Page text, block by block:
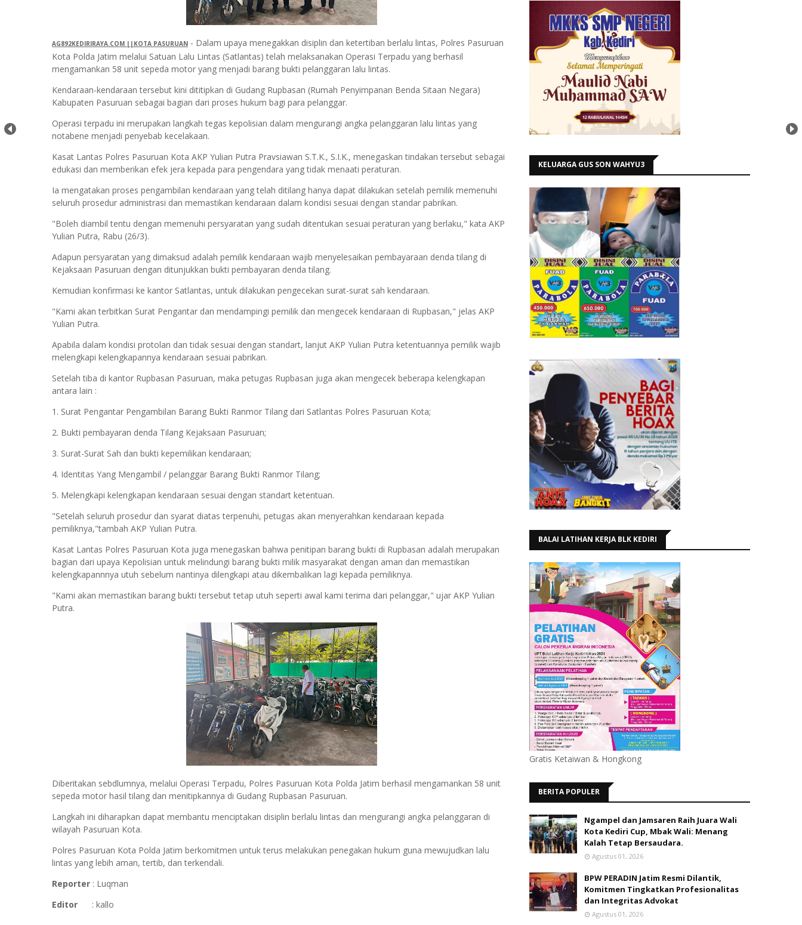
AG892KEDIRIRAYA.COM ||KOTA PASURUAN - Dalam upaya menegakkan disiplin dan ketertiban berlalu lintas, Polres Pasuruan
Kota Polda Jatim melalui Satuan Lalu Lintas (Satlantas) telah melaksanakan Operasi Terpadu yang berhasil
mengamankan 58 unit sepeda motor yang menjadi barang bukti pelanggaran lalu lintas.
Kendaraan-kendaraan tersebut kini dititipkan di Gudang Rupbasan (Rumah Penyimpanan Benda Sitaan Negara)
Kabupaten Pasuruan sebagai bagian dari proses hukum bagi para pelanggar.
Operasi terpadu ini merupakan langkah tegas kepolisian dalam mengurangi angka pelanggaran lalu lintas yang
notabene menjadi penyebab kecelakaan.
Kasat Lantas Polres Pasuruan Kota AKP Yulian Putra Pravsiawan S.T.K., S.I.K., menegaskan tindakan tersebut sebagai
edukasi dan memberikan efek jera kepada para pengendara yang tidak menaati peraturan.
Ia mengatakan proses pengambilan kendaraan yang telah ditilang hanya dapat dilakukan setelah pemilik memenuhi
seluruh prosedur administrasi dan memastikan kendaraan dalam kondisi sesuai dengan standar pabrikan.
"Boleh diambil tentu dengan memenuhi persyaratan yang sudah ditentukan sesuai peraturan yang berlaku," kata AKP
Yulian Putra, Rabu (26/3).
Adapun persyaratan yang dimaksud adalah pemilik kendaraan wajib menyelesaikan pembayaraan denda tilang di
Kejaksaan Pasuruan dengan ditunjukkan bukti pembayaran denda tilang.
Kemudian konfirmasi ke kantor Satlantas, untuk dilakukan pengecekan surat-surat sah kendaraan.
"Kami akan terbitkan Surat Pengantar dan mendampingi pemilik dan mengecek kendaraan di Rupbasan," jelas AKP
Yulian Putra.
Apabila dalam kondisi protolan dan tidak sesuai dengan standart, lanjut AKP Yulian Putra ketentuannya pemilik wajib
melengkapi kelengkapannya kendaraan sesuai pabrikan.
Setelah tiba di kantor Rupbasan Pasuruan, maka petugas Rupbasan juga akan mengecek beberapa kelengkapan
antara lain :
1. Surat Pengantar Pengambilan Barang Bukti Ranmor Tilang dari Satlantas Polres Pasuruan Kota;
2. ⁠Bukti pembayaran denda Tilang Kejaksaan Pasuruan;
3. ⁠Surat-Surat Sah dan bukti kepemilikan kendaraan;
4. ⁠Identitas Yang Mengambil / pelanggar Barang Bukti Ranmor Tilang;
5. ⁠Melengkapi kelengkapan kendaraan sesuai dengan standart ketentuan.
"Setelah seluruh prosedur dan syarat diatas terpenuhi, petugas akan menyerahkan kendaraan kepada
pemiliknya,"tambah AKP Yulian Putra.
Kasat Lantas Polres Pasuruan Kota juga menegaskan bahwa penitipan barang bukti di Rupbasan adalah merupakan
bagian dari upaya Kepolisian untuk melindungi barang bukti milik masyarakat dengan aman dan memastikan
kelengkapannnya utuh sebelum nantinya dilengkapi atau dikembalikan lagi kepada pemiliknya.
"Kami akan memastikan barang bukti tersebut tetap utuh seperti awal kami terima dari pelanggar," ujar AKP Yulian
Putra.
Diberitakan sebdlumnya, melalui Operasi Terpadu, Polres Pasuruan Kota Polda Jatim berhasil mengamankan 58 unit
sepeda motor hasil tilang dan menitipkannya di Gudang Rupbasan Pasuruan.
Langkah ini diharapkan dapat membantu menciptakan disiplin berlalu lintas dan mengurangi angka pelanggaran di
wilayah Pasuruan Kota.
Polres Pasuruan Kota Polda Jatim berkomitmen untuk terus melakukan penegakan hukum guna mewujudkan lalu
lintas yang lebih aman, tertib, dan terkendali.
Reporter : Luqman
Editor : kallo
KELUARGA GUS SON WAHYU3
BALAI LATIHAN KERJA BLK KEDIRI
Gratis Ketaiwan & Hongkong
BERITA POPULER
Ngampel dan Jamsaren Raih Juara Wali
Kota Kediri Cup, Mbak Wali: Menang
Kalah Tetap Bersaudara.
Agustus 01, 2026
BPW PERADIN Jatim Resmi Dilantik,
Komitmen Tingkatkan Profesionalitas
dan Integritas Advokat
Agustus 01, 2026